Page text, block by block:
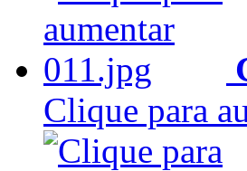
Clique para